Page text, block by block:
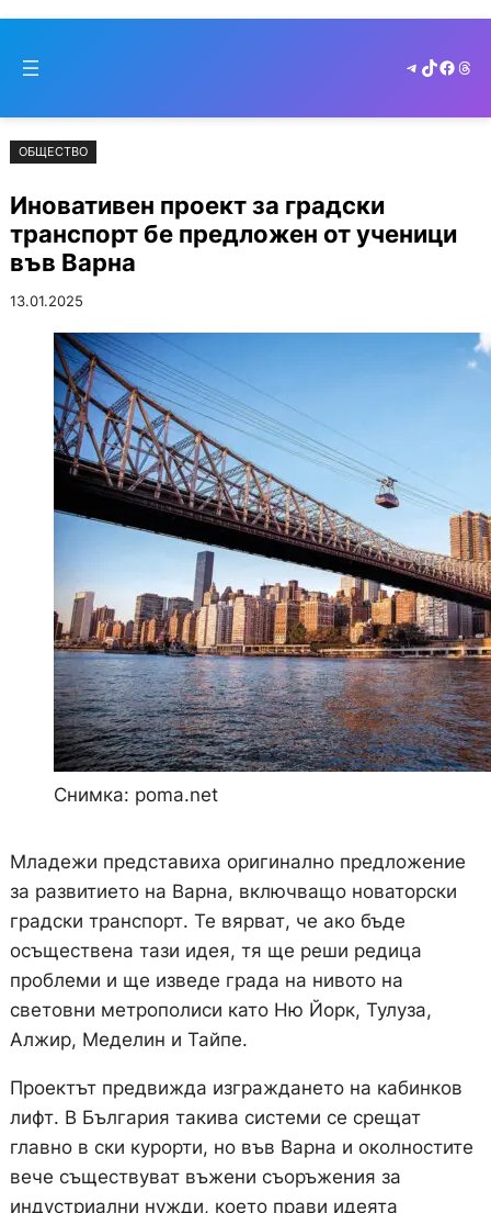
съдържанието
to
Telegram
TikTok
ОБЩЕСТВО
Иновативен проект за градски
транспорт бе предложен от ученици
във Варна
13.01.2025
Снимка: poma.net
Младежи представиха оригинално предложение
за развитието на Варна, включващо новаторски
градски транспорт. Те вярват, че ако бъде
осъществена тази идея, тя ще реши редица
проблеми и ще изведе града на нивото на
световни метрополиси като Ню Йорк, Тулуза,
Алжир, Меделин и Тайпе.
Проектът предвижда изграждането на кабинков
лифт. В България такива системи се срещат
главно в ски курорти, но във Варна и околностите
вече съществуват въжени съоръжения за
индустриални нужди, което прави идеята